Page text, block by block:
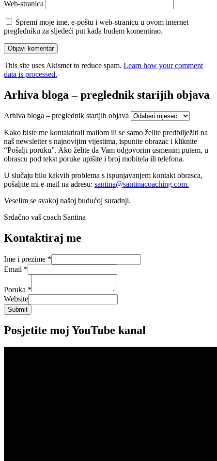
Web-stranica
Spremi moje ime, e-poštu i web-stranicu u ovom internet
pregledniku za sljedeći put kada budem komentirao.
This site uses Akismet to reduce spam. Learn how your comment
data is processed.
Arhiva bloga – preglednik starijih objava
Arhiva bloga – preglednik starijih objava
Kako biste me kontaktirali mailom ili se samo želite predbilježiti na
naš newsletter s najnovijim vijestima, ispunite obrazac i kliknite
“Pošalji poruku”. Ako želite da Vam odgovorim usmenim putem, u
obrascu pod tekst poruke upišite i broj mobitela ili telefona.
U slučaju bilo kakvih problema s ispunjavanjem kontakt obrasca,
pošaljite mi e-mail na adresu: santina@santinacoaching.com.
Veselim se svakoj našoj budućoj suradnji.
Srdačno vaš coach Santina
Kontaktiraj me
Ime i prezime *
Email *
Poruka *
Website
Submit
Posjetite moj YouTube kanal